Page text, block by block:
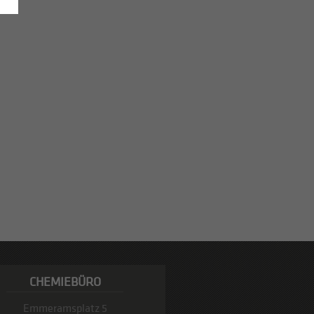
CHEMIEBÜRO
Emmeramsplatz 5